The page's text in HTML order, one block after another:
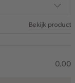
Bekijk product
0.00